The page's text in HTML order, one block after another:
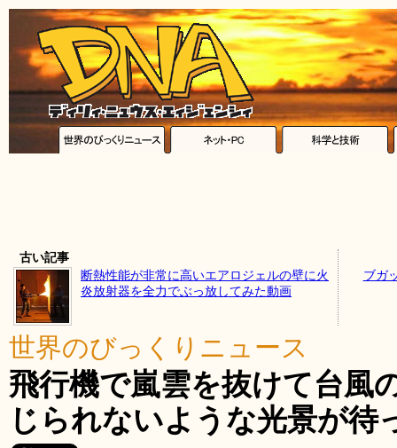
古い記事
断熱性能が非常に高いエアロジェルの壁に火
炎放射器を全力でぶっ放してみた動画
ブガ
世界のびっくりニュース
飛行機で嵐雲を抜けて台風
じられないような光景が待